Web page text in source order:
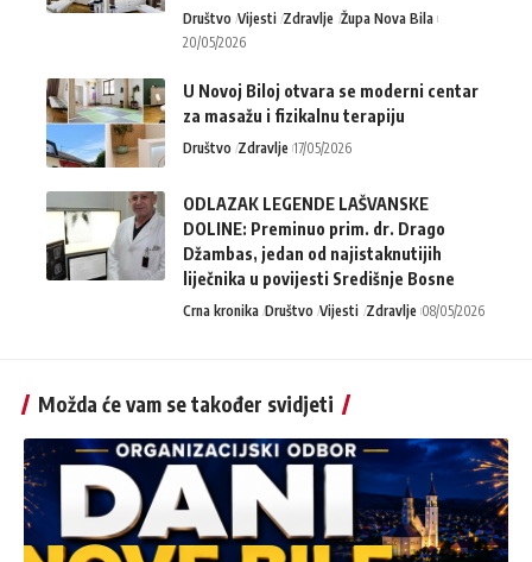
Društvo Vijesti Zdravlje Župa Nova Bila
20/05/2026
U Novoj Biloj otvara se moderni centar
za masažu i fizikalnu terapiju
Društvo Zdravlje 17/05/2026
ODLAZAK LEGENDE LAŠVANSKE
DOLINE: Preminuo prim. dr. Drago
Džambas, jedan od najistaknutijih
liječnika u povijesti Središnje Bosne
Crna kronika Društvo Vijesti Zdravlje 08/05/2026
Možda će vam se također svidjeti